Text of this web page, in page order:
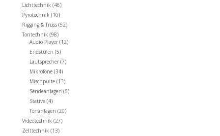
Lichttechnik (46)
Pyrotechnik (10)
Rigging & Truss (52)
Tontechnik (98)
Audio Player (12)
Endstufen (5)
Lautsprecher (7)
Mikrofone (34)
Mischpulte (13)
Sendeanlagen (6)
Stative (4)
Tonanlagen (20)
Videotechnik (27)
Zelttechnik (13)